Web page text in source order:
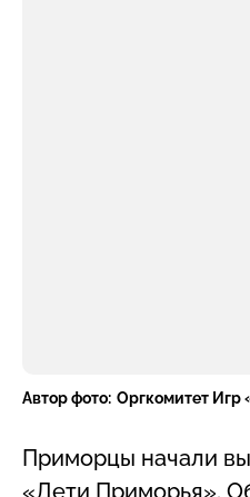
Автор фото: Оргкомитет Игр
Приморцы начали
«Дети Приморья».